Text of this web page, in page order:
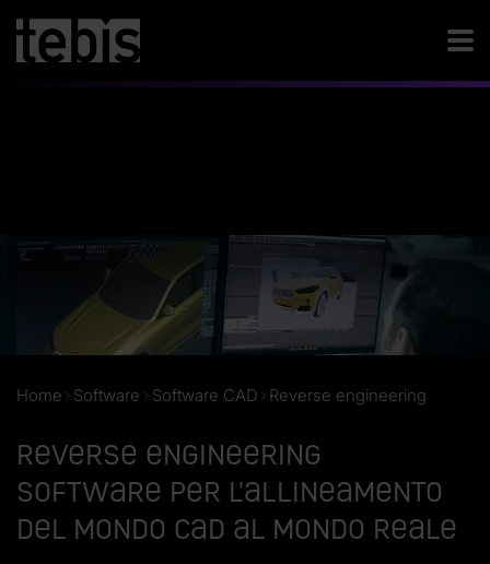
Home Software Software CAD Reverse engineering
Reverse engineering
software per l’allineamento
del mondo CAD al mondo reale